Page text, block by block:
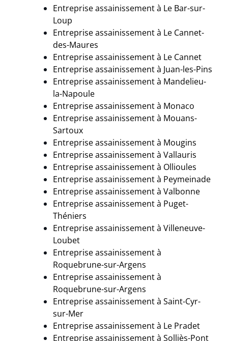
Entreprise assainissement à Le Bar-sur-
Loup
Entreprise assainissement à Le Cannet-
des-Maures
Entreprise assainissement à Le Cannet
Entreprise assainissement à Juan-les-Pins
Entreprise assainissement à Mandelieu-
la-Napoule
Entreprise assainissement à Monaco
Entreprise assainissement à Mouans-
Sartoux
Entreprise assainissement à Mougins
Entreprise assainissement à Vallauris
Entreprise assainissement à Ollioules
Entreprise assainissement à Peymeinade
Entreprise assainissement à Valbonne
Entreprise assainissement à Puget-
Théniers
Entreprise assainissement à Villeneuve-
Loubet
Entreprise assainissement à
Roquebrune-sur-Argens
Entreprise assainissement à
Roquebrune-sur-Argens
Entreprise assainissement à Saint-Cyr-
sur-Mer
Entreprise assainissement à Le Pradet
Entreprise assainissement à Solliès-Pont